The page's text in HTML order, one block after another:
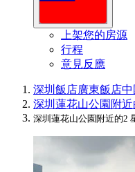
上架您的房源
行程
意見反應
深圳飯店廣東飯店中
深圳蓮花山公園附
深圳蓮花山公園附近的2